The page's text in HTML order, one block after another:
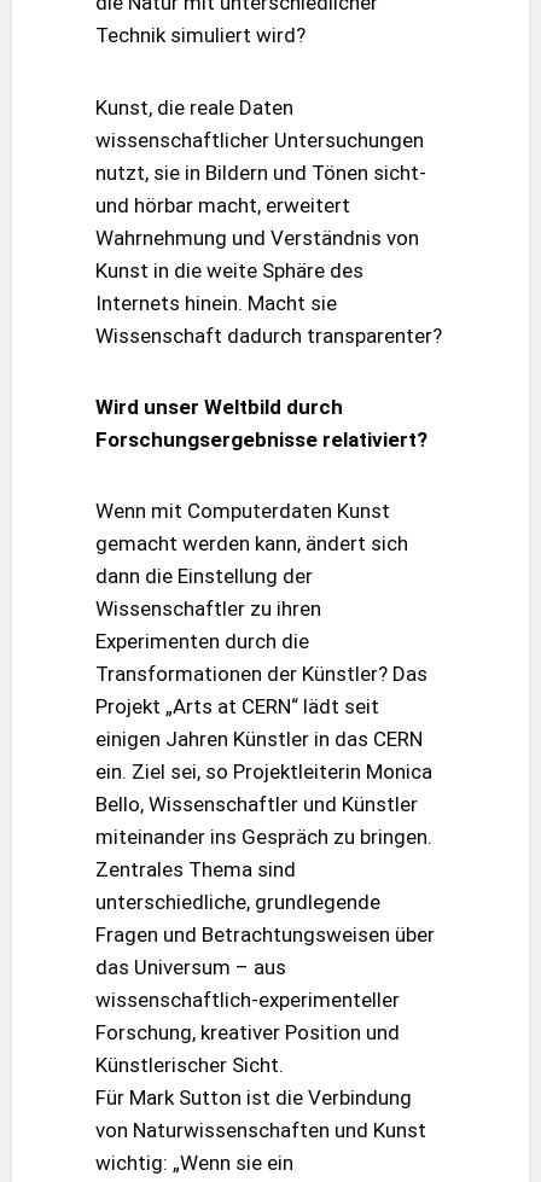
Technik simuliert wird?
Kunst, die reale Daten
wissenschaftlicher Untersuchungen
nutzt, sie in Bildern und Tönen sicht-
und hörbar macht, erweitert
Wahrnehmung und Verständnis von
Kunst in die weite Sphäre des
Internets hinein. Macht sie
Wissenschaft dadurch transparenter?
Wird unser Weltbild durch
Forschungsergebnisse relativiert?
Wenn mit Computerdaten Kunst
gemacht werden kann, ändert sich
dann die Einstellung der
Wissenschaftler zu ihren
Experimenten durch die
Transformationen der Künstler? Das
Projekt „Arts at CERN“ lädt seit
einigen Jahren Künstler in das CERN
ein. Ziel sei, so Projektleiterin Monica
Bello, Wissenschaftler und Künstler
miteinander ins Gespräch zu bringen.
Zentrales Thema sind
unterschiedliche, grundlegende
Fragen und Betrachtungsweisen über
das Universum – aus
wissenschaftlich-experimenteller
Forschung, kreativer Position und
Künstlerischer Sicht.
Für Mark Sutton ist die Verbindung
von Naturwissenschaften und Kunst
wichtig: „Wenn sie ein